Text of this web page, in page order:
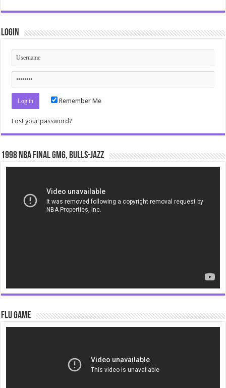
Login
Remember Me
Lost your password?
1998 NBA Final gm6, Bulls-Jazz
Flu Game